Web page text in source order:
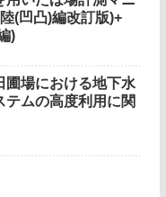
(凹凸)編改訂版)+
)
圃場における地下水
テムの高度利用に関